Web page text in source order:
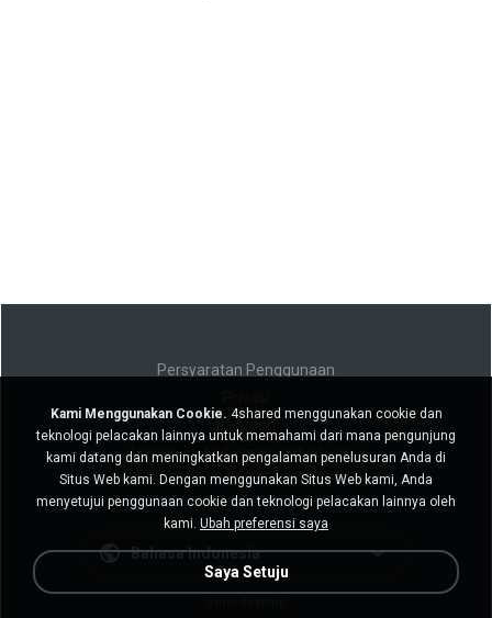
Persyaratan Penggunaan
Jangan jual informasi pribadi saya
Jangan bagikan informasi pribadi saya
Bahasa Indonesia
Kami Menggunakan Cookie. 4shared menggunakan cookie dan
teknologi pelacakan lainnya untuk memahami dari mana pengunjung
kami datang dan meningkatkan pengalaman penelusuran Anda di
Situs Web kami. Dengan menggunakan Situs Web kami, Anda
menyetujui penggunaan cookie dan teknologi pelacakan lainnya oleh
kami. Ubah preferensi saya
Saya Setuju